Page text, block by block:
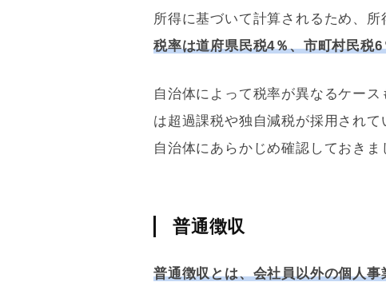
所得に基づいて計算されるため、所
税率は道府県民税4％、市町村民税
自治体によって税率が異なるケー
は超過課税や独自減税が採用され
自治体にあらかじめ確認しておきま
普通徴収
普通徴収とは、会社員以外の個人